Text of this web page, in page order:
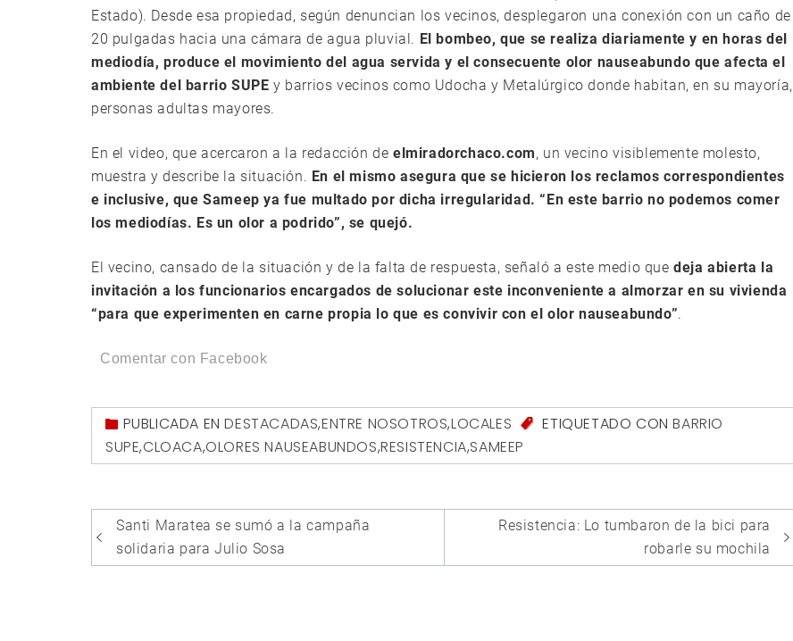
Estado). Desde esa propiedad, según denuncian los vecinos, desplegaron una conexión con un caño de
20 pulgadas hacia una cámara de agua pluvial. El bombeo, que se realiza diariamente y en horas del
mediodía, produce el movimiento del agua servida y el consecuente olor nauseabundo que afecta el
ambiente del barrio SUPE y barrios vecinos como Udocha y Metalúrgico donde habitan, en su mayoría,
personas adultas mayores.
En el video, que acercaron a la redacción de elmiradorchaco.com, un vecino visiblemente molesto,
muestra y describe la situación. En el mismo asegura que se hicieron los reclamos correspondientes
e inclusive, que Sameep ya fue multado por dicha irregularidad. “En este barrio no podemos comer
los mediodías. Es un olor a podrido”, se quejó.
El vecino, cansado de la situación y de la falta de respuesta, señaló a este medio quedeja abierta la
invitación a los funcionarios encargados de solucionar este inconveniente a almorzar en su vivienda
“para que experimenten en carne propia lo que es convivir con el olor nauseabundo”.
Comentar con Facebook
PUBLICADA ENDESTACADAS,ENTRE NOSOTROS,LOCALES ETIQUETADO CONBARRIO
SUPE,CLOACA,OLORES NAUSEABUNDOS,RESISTENCIA,SAMEEP
Navegación
de
Santi Maratea se sumó a la campaña
solidaria para Julio Sosa
Resistencia: Lo tumbaron de la bici para
robarle su mochila